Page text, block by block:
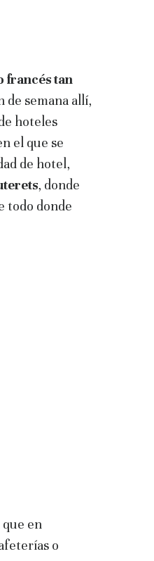
francés tan
de semana allí,
hoteles
el que se
de hotel,
, donde
todo donde
en
o